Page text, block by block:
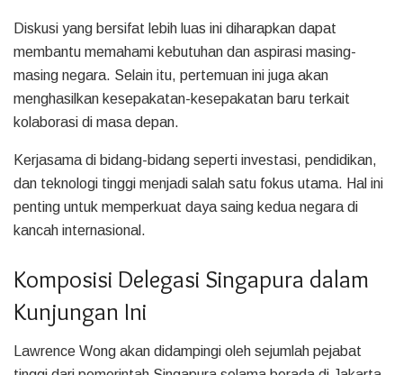
Diskusi yang bersifat lebih luas ini diharapkan dapat
membantu memahami kebutuhan dan aspirasi masing-
masing negara. Selain itu, pertemuan ini juga akan
menghasilkan kesepakatan-kesepakatan baru terkait
kolaborasi di masa depan.
Kerjasama di bidang-bidang seperti investasi, pendidikan,
dan teknologi tinggi menjadi salah satu fokus utama. Hal ini
penting untuk memperkuat daya saing kedua negara di
kancah internasional.
Komposisi Delegasi Singapura dalam
Kunjungan Ini
Lawrence Wong akan didampingi oleh sejumlah pejabat